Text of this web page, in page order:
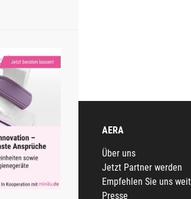
AERA
Über uns
Jetzt Partner werden
Empfehlen Sie uns
Presse